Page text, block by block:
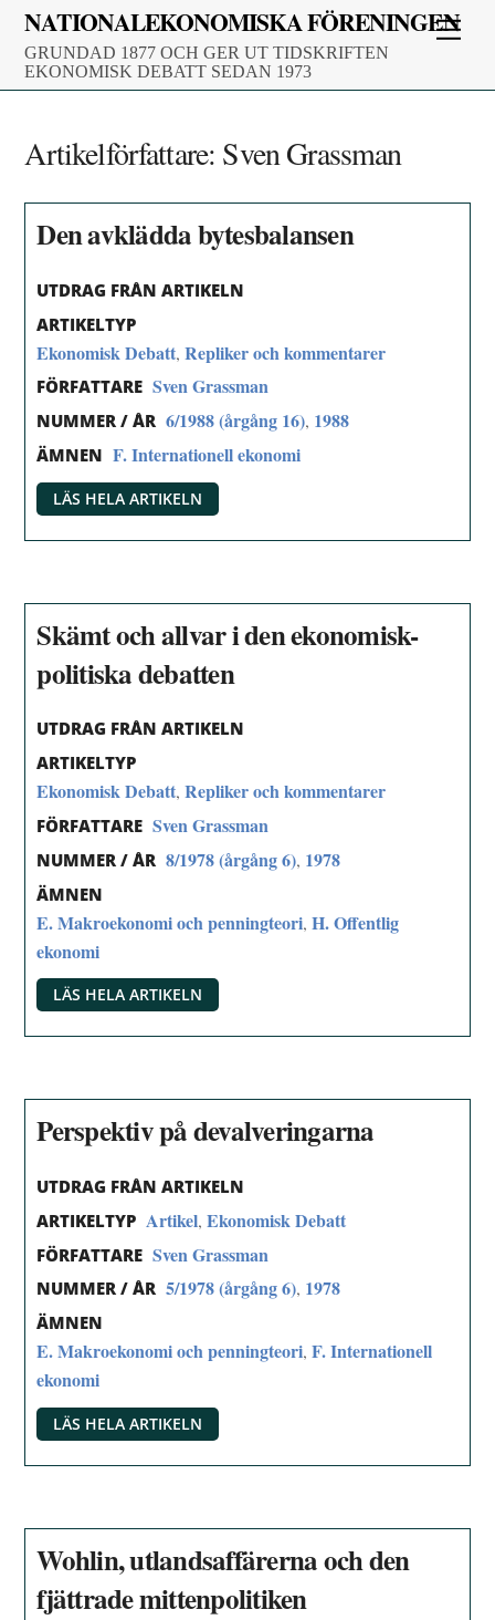
Skip
content
NATIONALEKONOMISKA FÖRENINGEN
GRUNDAD 1877 OCH GER UT TIDSKRIFTEN
EKONOMISK DEBATT SEDAN 1973
Artikelförfattare: Sven Grassman
Den avklädda bytesbalansen
UTDRAG FRÅN ARTIKELN
ARTIKELTYP
Ekonomisk Debatt,Repliker och kommentarer
FÖRFATTARE Sven Grassman
NUMMER / ÅR 6/1988 (årgång 16), 1988
ÄMNEN F. Internationell ekonomi
LÄS HELA ARTIKELN
Skämt och allvar i den ekonomisk-
politiska debatten
UTDRAG FRÅN ARTIKELN
ARTIKELTYP
Ekonomisk Debatt,Repliker och kommentarer
FÖRFATTARE Sven Grassman
NUMMER / ÅR 8/1978 (årgång 6), 1978
ÄMNEN
E. Makroekonomi och penningteori,H. Offentlig
ekonomi
LÄS HELA ARTIKELN
Perspektiv på devalveringarna
UTDRAG FRÅN ARTIKELN
ARTIKELTYP Artikel,Ekonomisk Debatt
FÖRFATTARE Sven Grassman
NUMMER / ÅR 5/1978 (årgång 6), 1978
ÄMNEN
E. Makroekonomi och penningteori,F. Internationell
ekonomi
LÄS HELA ARTIKELN
Wohlin, utlandsaffärerna och den
fjättrade mittenpolitiken